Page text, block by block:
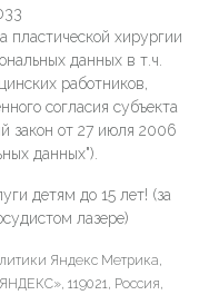
хирургии
данных в т.ч.
работников,
согласия субъекта
закон от 27 июля 2006
данных").
детям до 15 лет! (за
лазере)
Яндекс Метрика,
119021, Россия,